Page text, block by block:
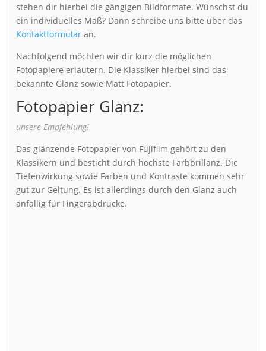
stehen dir hierbei die gängigen Bildformate. Wünschst du
ein individuelles Maß? Dann schreibe uns bitte über das
Kontaktformular an.
Nachfolgend möchten wir dir kurz die möglichen
Fotopapiere erläutern. Die Klassiker hierbei sind das
bekannte Glanz sowie Matt Fotopapier.
Fotopapier Glanz:
unsere Empfehlung!
Das glänzende Fotopapier von Fujifilm gehört zu den
Klassikern und besticht durch höchste Farbbrillanz. Die
Tiefenwirkung sowie Farben und Kontraste kommen sehr
gut zur Geltung. Es ist allerdings durch den Glanz auch
anfällig für Fingerabdrücke.